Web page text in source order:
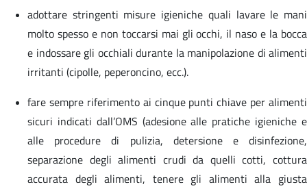
adottare stringenti misure igieniche quali lavare le mani
molto spesso e non toccarsi mai gli occhi, il naso e la bocca
e indossare gli occhiali durante la manipolazione di alimenti
irritanti (cipolle, peperoncino, ecc.).
fare sempre riferimento ai cinque punti chiave per alimenti
sicuri indicati dall’OMS (adesione alle pratiche igieniche e
alle procedure di pulizia, detersione e disinfezione,
separazione degli alimenti crudi da quelli cotti, cottura
accurata degli alimenti, tenere gli alimenti alla giusta